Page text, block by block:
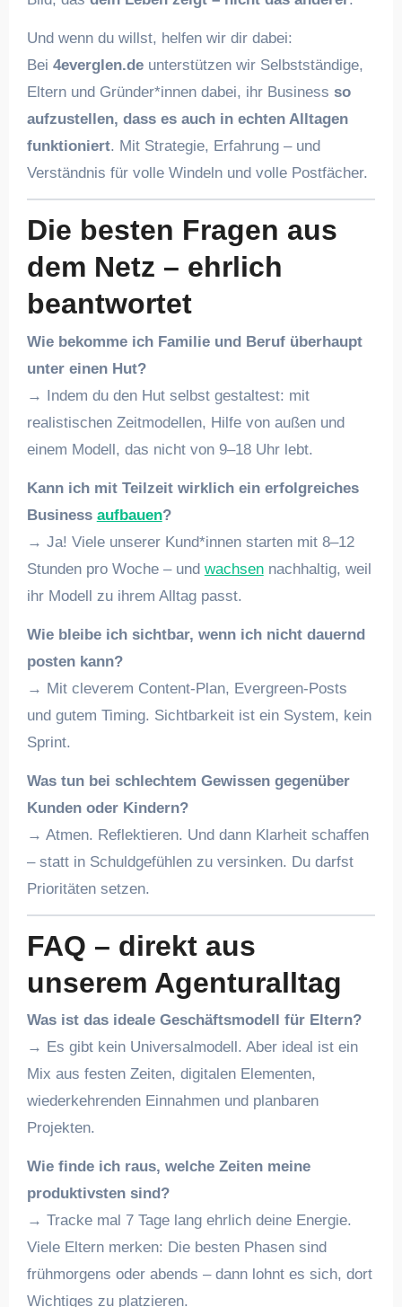
Und wenn du willst, helfen wir dir dabei:
Bei 4everglen.deunterstützen wir Selbstständige,
Eltern und Gründer*innen dabei, ihr Business so
aufzustellen, dass es auch in echten Alltagen
funktioniert. Mit Strategie, Erfahrung – und
Verständnis für volle Windeln und volle Postfächer.
Die besten Fragen aus
dem Netz – ehrlich
beantwortet
Wie bekomme ich Familie und Beruf überhaupt
unter einen Hut?
→ Indem du den Hut selbst gestaltest: mit
realistischen Zeitmodellen, Hilfe von außen und
einem Modell, das nicht von 9–18 Uhr lebt.
Kann ich mit Teilzeit wirklich ein erfolgreiches
Business aufbauen?
→ Ja! Viele unserer Kund*innen starten mit 8–12
Stunden pro Woche – und wachsennachhaltig, weil
ihr Modell zu ihrem Alltag passt.
Wie bleibe ich sichtbar, wenn ich nicht dauernd
posten kann?
→ Mit cleverem Content-Plan, Evergreen-Posts
und gutem Timing. Sichtbarkeit ist ein System, kein
Sprint.
Was tun bei schlechtem Gewissen gegenüber
Kunden oder Kindern?
→ Atmen. Reflektieren. Und dann Klarheit schaffen
– statt in Schuldgefühlen zu versinken. Du darfst
Prioritäten setzen.
FAQ – direkt aus
unserem Agenturalltag
Was ist das ideale Geschäftsmodell für Eltern?
→ Es gibt kein Universalmodell. Aber ideal ist ein
Mix aus festen Zeiten, digitalen Elementen,
wiederkehrenden Einnahmen und planbaren
Projekten.
Wie finde ich raus, welche Zeiten meine
produktivsten sind?
→ Tracke mal 7 Tage lang ehrlich deine Energie.
Viele Eltern merken: Die besten Phasen sind
frühmorgens oder abends – dann lohnt es sich, dort
Wichtiges zu platzieren.